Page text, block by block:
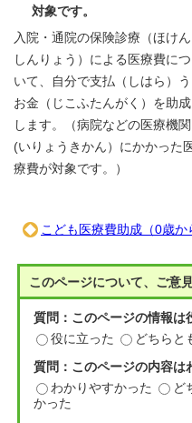
対象です。
入院・通院の保険診療（ほけん
しんりょう）による医療費につ
いて、自分で支払（しはら）う
お金（じこふたんがく）を助成
します。（病院などの医療機関
(いりょうきかん）にかかった
療費が対象です。）
こども医療費助成（0歳か
このページについて、ご意
質問：このページの情報は
役に立った
どちらと
質問：このページの内容は
わかりやすかった
ど
かった